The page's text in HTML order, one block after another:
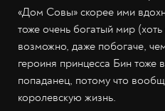
«Дом Совы» скорее ими
тоже очень богатый мир
возможно, даже побогаче,
героиня принцесса Бин тоже
попаданец, потому что
королевскую жизнь.